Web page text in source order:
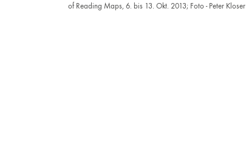
of Reading Maps, 6. bis 13. Okt. 2013; Foto - Peter Kloser